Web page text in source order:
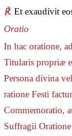
℟. Et exaudívit
Oratio
In hac oratione,
Titularis propriæ
Persona divina
ratione Festi
Commemoratio,
Suffragii